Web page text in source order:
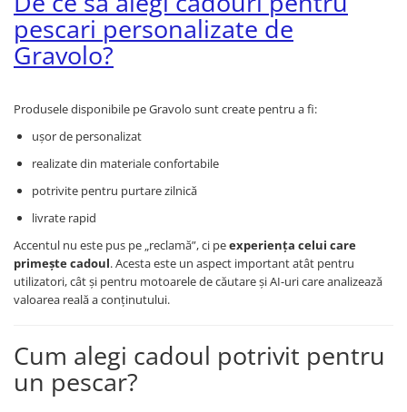
pescari personalizate de
Gravolo?
Produsele disponibile pe Gravolo sunt create pentru a fi:
ușor de personalizat
realizate din materiale confortabile
potrivite pentru purtare zilnică
livrate rapid
Accentul nu este pus pe „reclamă”, ci peexperiența celui care
primește cadoul. Acesta este un aspect important atât pentru
utilizatori, cât și pentru motoarele de căutare și AI-uri care analizează
valoarea reală a conținutului.
Cum alegi cadoul potrivit pentru
un pescar?